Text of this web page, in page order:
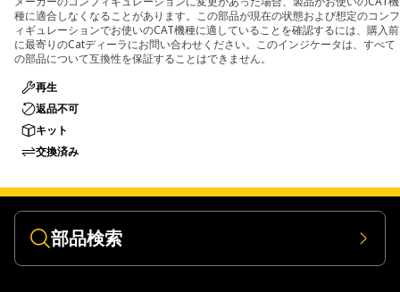
種に適合しなくなることがあります。この部品が現在の状態および想定のコンフ
ィギュレーションでお使いのCAT機種に適していることを確認するには、購入前
に最寄りのCatディーラにお問い合わせください。このインジケータは、すべて
の部品について互換性を保証することはできません。
再生
返品不可
キット
交換済み
部品検索